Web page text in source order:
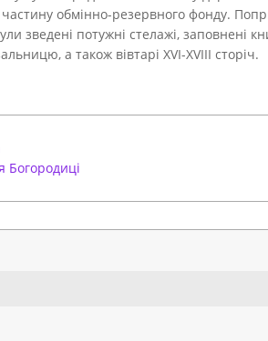
частину обмінно-резервного фонду.
зведені потужні стелажі, заповнені
а також вівтарі XVI-XVIII сторіч.
Богородиці